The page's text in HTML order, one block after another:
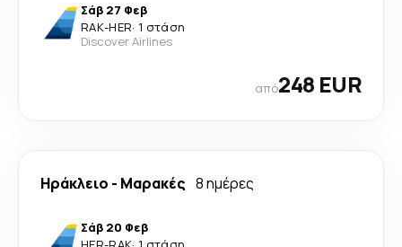
Σάβ 27 Φεβ
RAK-HER· 1 στάση
Discover Airlines
από248 EUR
Ηράκλειο - Μαρακές 8 ημέρες
Σάβ 20 Φεβ